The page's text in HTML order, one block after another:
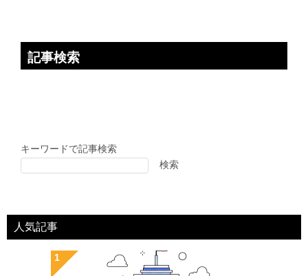
記事検索
キーワードで記事検索
検索
人気記事